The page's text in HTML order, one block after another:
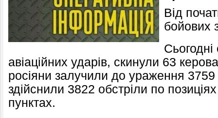
Від
бойових
авіаційних ударів, скинули 63
росіяни залучили до ураження 3759
здійснили 3822 обстріли по
пунктах.